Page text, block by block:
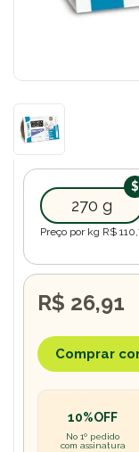
270 g
Preço por kg R$
R$ 26,91
Comprar
10%OFF
No 1º pedido
com assinatura